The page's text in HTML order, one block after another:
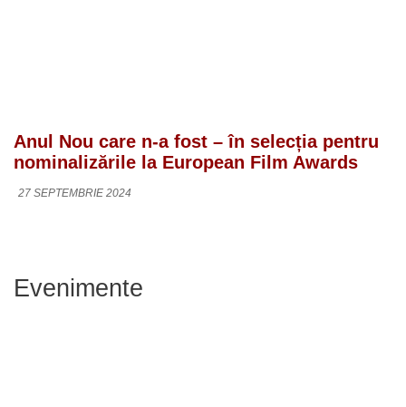
Anul Nou care n-a fost – în selecția pentru
nominalizările la European Film Awards
27 SEPTEMBRIE 2024
Evenimente